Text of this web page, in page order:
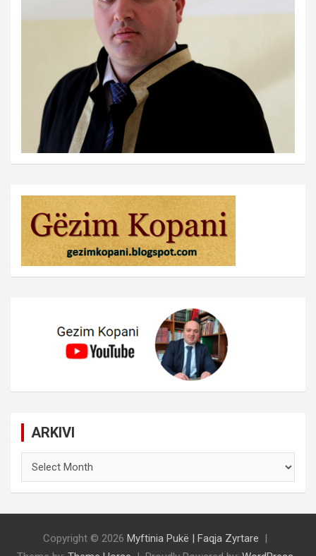
ARKIVI
Copyright © 2026 Myftinia Pukë | Faqja Zyrtare